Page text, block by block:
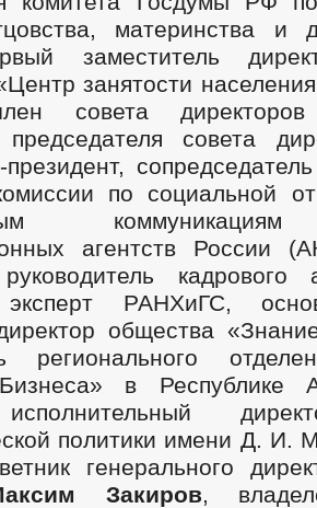
материнства и
заместитель
занятости
совета
председателя совета
по социальной
агентств России
кадрового
РАНХиГС,
общества
регионального
в Республике
политики имени Д. И.
генерального
Закиров,